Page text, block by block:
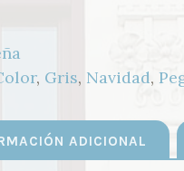
, Gris, Navidad,
ADICIONAL